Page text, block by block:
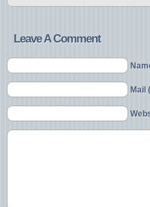
Leave A Comment
Mail